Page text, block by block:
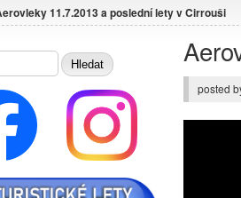
11.7.2013 a poslední lety v Cirrouši
posted